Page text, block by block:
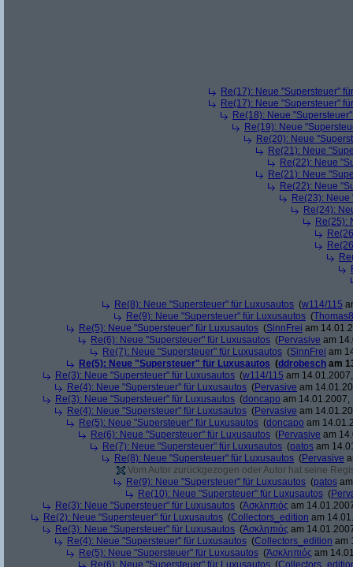
Re(17): Neue "Supersteuer"
Re(17): Neue "Supersteuer"
Re(18): Neue
Re(19): Neue
Re(20): Neue
Re(21): Neue
Re(22): Neue
Re(21): Neue
Re(22): Neue
Re(23):
Re(24):
Re(25):
Re(8): Neue "Supersteuer" für Luxusautos (w114/115
Re(9): Neue "Supersteuer" für Luxusautos (
Re(5): Neue "Supersteuer" für Luxusautos (SinnFrei am
Re(6): Neue "Supersteuer" für Luxusautos (Pervasive am
Re(7): Neue "Supersteuer" für Luxusautos (SinnFrei am
Re(5): Neue "Supersteuer" für Luxusautos (ddrobesch am
Re(3): Neue "Supersteuer" für Luxusautos (w114/115 am
Re(4): Neue "Supersteuer" für Luxusautos (Pervasive am
Re(3): Neue "Supersteuer" für Luxusautos (doncapo am 14.01.2007,
Re(4): Neue "Supersteuer" für Luxusautos (Pervasive am
Re(5): Neue "Supersteuer" für Luxusautos (doncapo am
Re(6): Neue "Supersteuer" für Luxusautos (Pervasive am
Re(7): Neue "Supersteuer" für Luxusautos (patos am
Re(8): Neue "Supersteuer" für Luxusautos (Pervasive
Vom Autor zurückgezogen oder Autor hat seine
Re(9): Neue "Supersteuer" für Luxusautos (patos
Re(10): Neue "Supersteuer" für Luxusautos (
Re(3): Neue "Supersteuer" für Luxusautos (Ἀσκληπιός am
Re(2): Neue "Supersteuer" für Luxusautos (Collectors_edition am
Re(3): Neue "Supersteuer" für Luxusautos (Ἀσκληπιός am
Re(4): Neue "Supersteuer" für Luxusautos (Collectors_edition am
Re(5): Neue "Supersteuer" für Luxusautos (Ἀσκληπιός am
Re(6): Neue "Supersteuer" für Luxusautos (